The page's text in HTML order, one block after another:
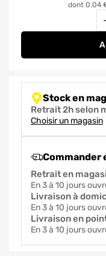
dont 0.04
Stock en
Retrait 2h selon
Choisir un magasin
Commander
Retrait en
en 3 à 10 jours
Livraison à
en 3 à 10 jours
Livraison en
en 3 à 10 jours